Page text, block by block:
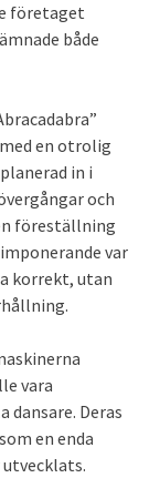
företaget
både
en otrolig
in i
och
föreställning
var
korrekt, utan
vara
dansare. Deras
en enda